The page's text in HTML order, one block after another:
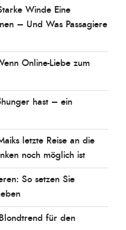
Winde Eine
– Und Was Passagiere
Online-Liebe zum
hast – ein
letzte Reise an die
noch möglich ist
So setzen Sie
für den